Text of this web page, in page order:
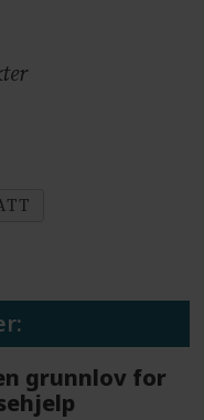
grunnlov for